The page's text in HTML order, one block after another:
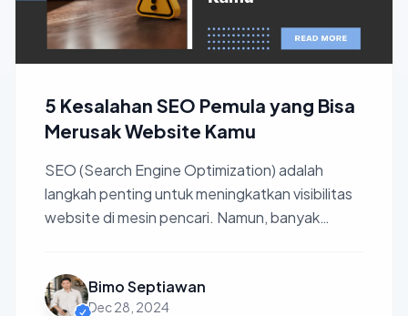
5 Kesalahan SEO Pemula yang Bisa
Merusak Website Kamu
SEO (Search Engine Optimization) adalah
langkah penting untuk meningkatkan visibilitas
website di mesin pencari. Namun, banyak
Bimo Septiawan
Dec 28, 2024